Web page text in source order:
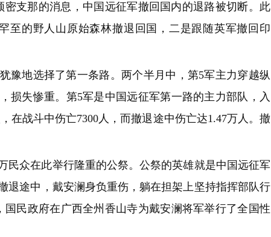
密支那的消息，中国远征军撤回国内的退路被切断。此
至的野人山原始森林撤退回国，二是跟随英军撤回印
豫地选择了第一条路。两个半月中，第5军主力穿越纵
损失惨重。第5军是中国远征军第一路的主力部队，入
在战斗中伤亡7300人，而撤退途中伤亡达1.47万人。撤
民众在此举行隆重的公祭。公祭的英雄就是中国远征军
退途中，戴安澜身负重伤，躺在担架上坚持指挥部队行
国民政府在广西全州香山寺为戴安澜将军举行了全国性